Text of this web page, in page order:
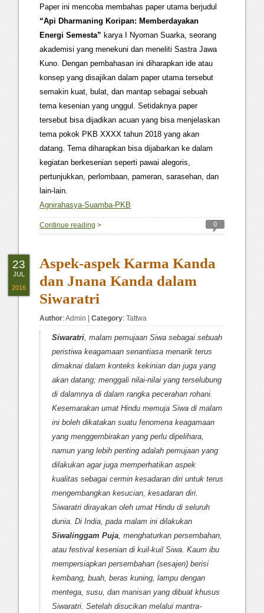
Paper ini mencoba membahas paper utama berjudul
“Api Dharmaning Koripan: Memberdayakan
Energi Semesta” karya I Nyoman Suarka, seorang
akademisi yang menekuni dan meneliti Sastra Jawa
Kuno. Dengan pembahasan ini diharapkan ide atau
konsep yang disajikan dalam paper utama tersebut
semakin kuat, bulat, dan mantap sebagai sebuah
tema kesenian yang unggul. Setidaknya paper
tersebut bisa dijadikan acuan yang bisa menjelaskan
tema pokok PKB XXXX tahun 2018 yang akan
datang. Tema diharapkan bisa dijabarkan ke dalam
kegiatan berkesenian seperti pawai alegoris,
pertunjukkan, perlombaan, pameran, sarasehan, dan
lain-lain.
Agnirahasya-Suamba-PKB
Continue reading > 0
Aspek-aspek Karma Kanda
dan Jnana Kanda dalam
Siwaratri
Author:Admin |Category:Tattwa
Siwaratri, malam pemujaan Siwa sebagai sebuah
peristiwa keagamaan senantiasa menarik terus
dimaknai dalam konteks kekinian dan juga yang
akan datang; menggali nilai-nilai yang terselubung
di dalamnya di dalam rangka pecerahan rohani.
Kesemarakan umat Hindu memuja Siwa di malam
ini boleh dikatakan suatu fenomena keagamaan
yang menggembirakan yang perlu dipelihara,
namun yang lebih penting adalah pemujaan yang
dilakukan agar juga memperhatikan aspek
kualitas sebagai cermin kesadaran diri untuk terus
mengembangkan kesucian, kesadaran diri.
Siwaratri dirayakan oleh umat Hindu di seluruh
dunia. Di India, pada malam ini dilakukan
Siwalinggam Puja, menghaturkan persembahan,
atau festival kesenian di kuil-kuil Siwa. Kaum ibu
mempersiapkan persembahan (sesajen) berisi
kembang, buah, beras kuning, lampu dengan
mentega, susu, dan manisan yang dibuat khusus
Siwaratri. Setelah disucikan melalui mantra-
23
JUL
2016